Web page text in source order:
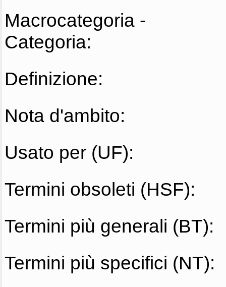
Macrocategoria -
Categoria:
Definizione:
Nota d'ambito:
Usato per (UF):
Termini obsoleti (HSF):
Termini più generali (BT):
Termini più specifici (NT):